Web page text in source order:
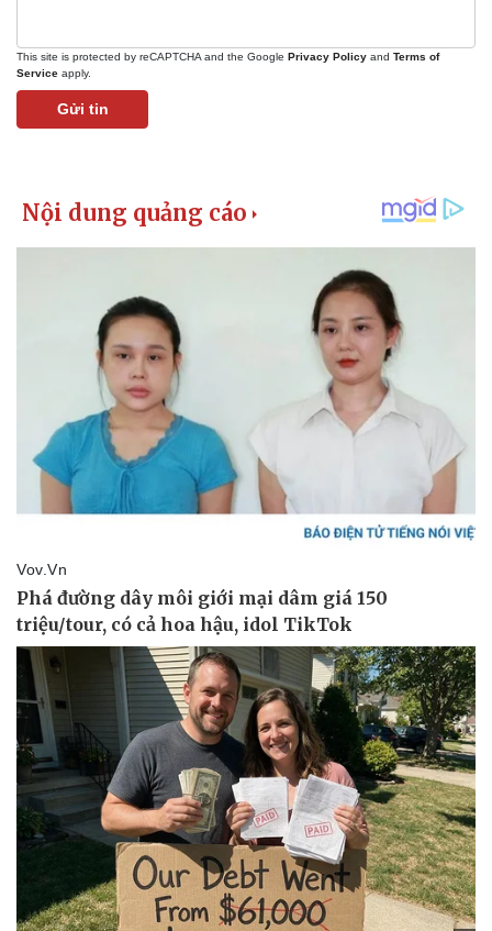
Tư vấn luật
This site is protected by reCAPTCHA and the Google Privacy Policy and Terms of
Service apply.
Gửi tin